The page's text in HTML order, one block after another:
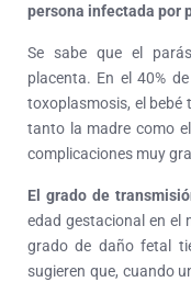
persona infectada por
Se sabe que el
placenta. En el 40%
toxoplasmosis, el bebé
tanto la madre como
complicaciones muy
El grado de
edad gestacional en el
grado de daño fetal
sugieren que, cuando